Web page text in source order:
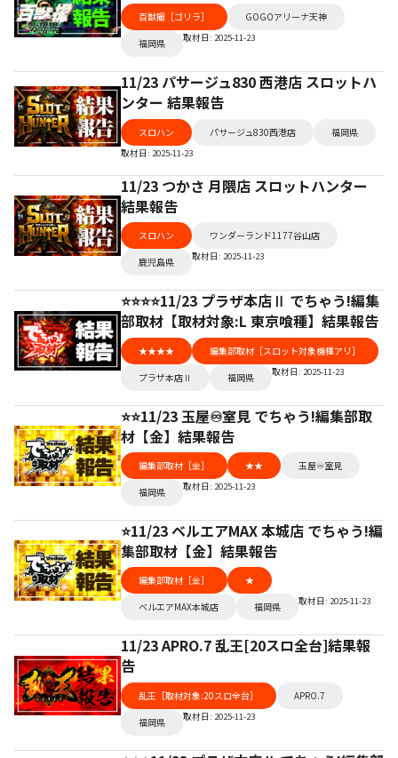
百獣撮［ゴリラ］
GOGOアリーナ天神
福岡県
取材日: 2025-11-23
11/23 パサージュ830 西港店 スロットハ
ンター 結果報告
スロハン パサージュ830西港店 福岡県
取材日: 2025-11-23
11/23 つかさ 月隈店 スロットハンター
結果報告
スロハン
ワンダーランド1177谷山店
鹿児島県
取材日: 2025-11-23
⭐️⭐️⭐️⭐️11/23 プラザ本店Ⅱ でちゃう!編集
部取材【取材対象:L 東京喰種】結果報告
★★★★
編集部取材［スロット対象機種アリ］
プラザ本店Ⅱ
福岡県 取材日: 2025-11-23
⭐️⭐️11/23 玉屋♾️室見 でちゃう!編集部取
材【金】結果報告
編集部取材［金］ ★★
玉屋♾️室見
福岡県
取材日: 2025-11-23
⭐️11/23 ベルエアMAX 本城店 でちゃう!編
集部取材【金】結果報告
編集部取材［金］
★
ベルエアMAX本城店
福岡県 取材日: 2025-11-23
11/23 APRO.7 乱王[20スロ全台]結果報
告
乱王［取材対象:20スロ全台］
APRO.7
福岡県
取材日: 2025-11-23